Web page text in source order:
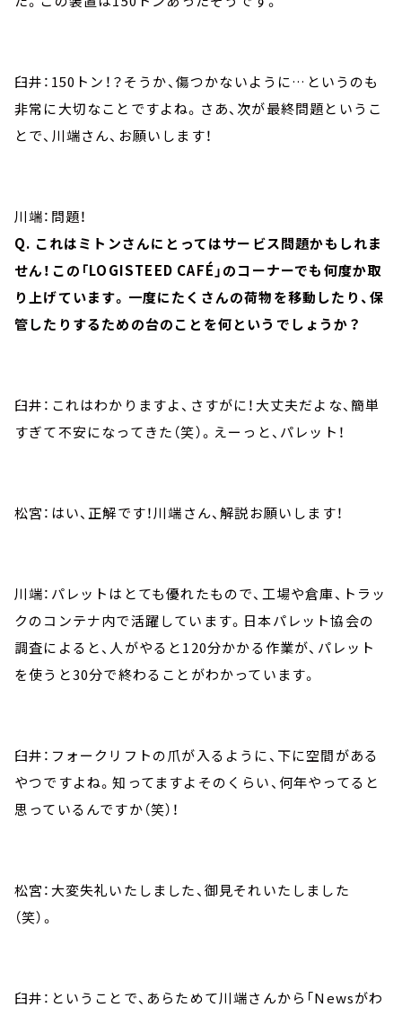
臼井：150トン！？そうか、傷つかないように…というのも
非常に大切なことですよね。さあ、次が最終問題というこ
とで、川端さん、お願いします！
川端：問題！
Q. これはミトンさんにとってはサービス問題かもしれま
せん！この「LOGISTEED CAFÉ」のコーナーでも何度か取
り上げています。一度にたくさんの荷物を移動したり、保
管したりするための台のことを何というでしょうか？
臼井：これはわかりますよ、さすがに！大丈夫だよな、簡単
すぎて不安になってきた（笑）。えーっと、パレット！
松宮：はい、正解です！川端さん、解説お願いします！
川端：パレットはとても優れたもので、工場や倉庫、トラッ
クのコンテナ内で活躍しています。日本パレット協会の
調査によると、人がやると120分かかる作業が、パレット
を使うと30分で終わることがわかっています。
臼井：フォークリフトの爪が入るように、下に空間がある
やつですよね。知ってますよそのくらい、何年やってると
思っているんですか（笑）！
松宮：大変失礼いたしました、御見それいたしました
（笑）。
臼井：ということで、あらためて川端さんから「Newsがわ